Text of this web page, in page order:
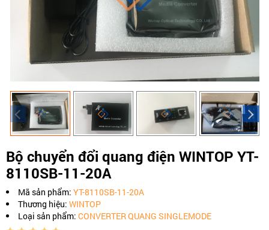
Bộ chuyển đổi quang điện WINTOP YT-
8110SB-11-20A
Mã sản phẩm: YT-8110SB-11-20A
Thương hiệu: WINTOP
Loại sản phẩm: CONVERTER QUANG SINGLEMODE